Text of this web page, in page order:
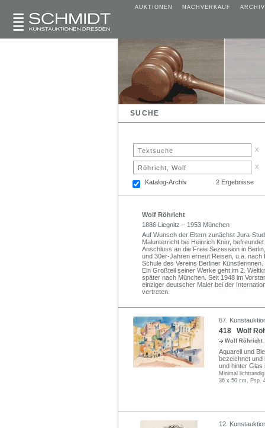
AUKTIONEN NACHVERKAUF ARCHIV
SUCHE
x
x
Katalog-Archiv 2 Ergebnisse
Wolf Röhricht
1886 Liegnitz – 1953 München
Auf Wunsch der Eltern zunächst Jura-
Malunterricht bei Heinrich Knirr,
Anschluss an die Freie Sezession in
und 30er-Jahren erneut Reisen, u.a. nach
Schule des Vereins Berliner
Ein Großteil seiner Werke geht im 2.
später nach München. Seit 1948 im
einziger deutscher Maler bei der
vertreten.
67.
418 Wolf
Wolf Röhricht
Aquarell und
bezeichnet und
und hinter Glas
Minimal
36 x 50 cm, Psp.
12.